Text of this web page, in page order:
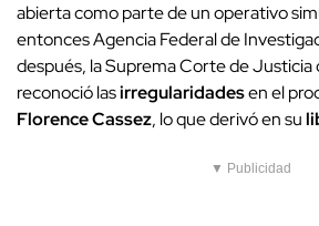
abierta como parte de un operativo
entonces Agencia Federal de
después, la Suprema Corte de Justicia
reconoció lasirregularidadesen el
Florence Cassez, lo que derivó en su
▼ Publicidad